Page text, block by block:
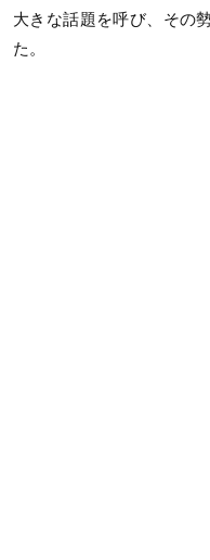
大きな話題を呼び、その
た。